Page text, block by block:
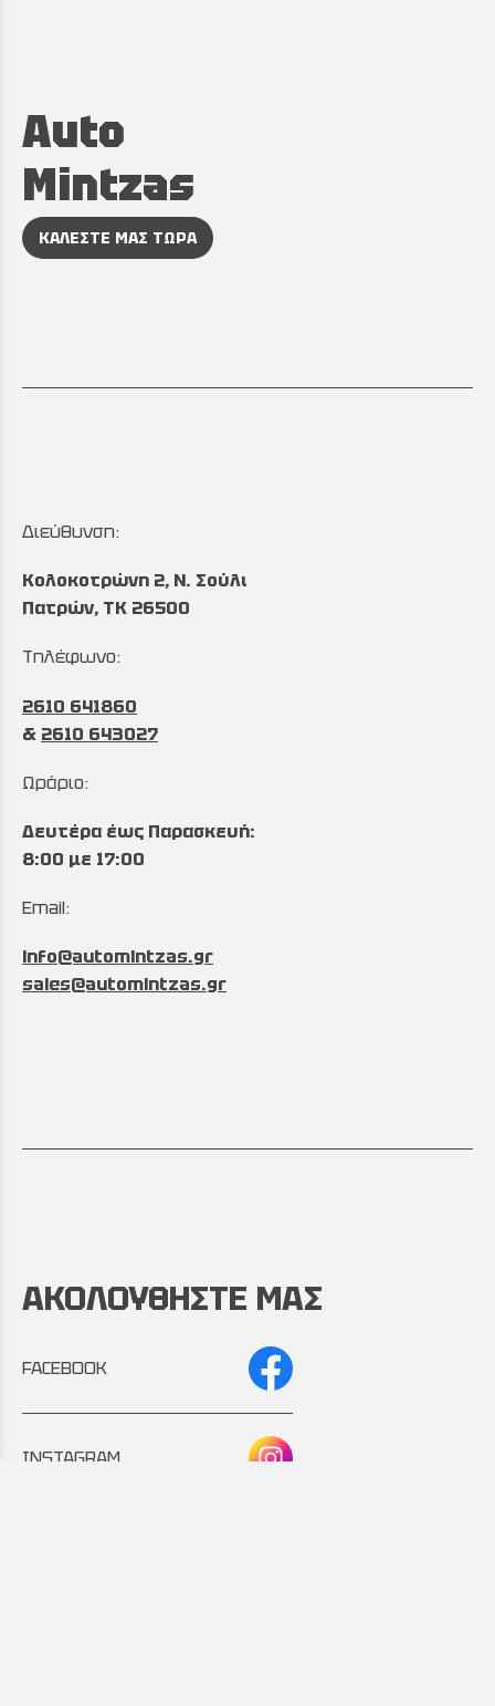
Auto
Mintzas
ΚΑΛΕΣΤΕ ΜΑΣ ΤΩΡΑ
Διεύθυνση:
Κολοκοτρώνη 2, Ν. Σούλι
Πατρών, TK 26500
Τηλέφωνο:
2610 641860
& 2610 643027
Ωράριο:
Δευτέρα έως Παρασκευή:
8:00 με 17:00
Email:
info@automintzas.gr
sales@automintzas.gr
ΑΚΟΛΟΥΘΗΣΤΕ ΜΑΣ
FACEBOOK
INSTAGRAM